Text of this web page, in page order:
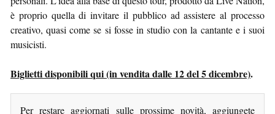
è proprio quella di invitare il pubblico ad assistere al processo
creativo, quasi come se si fosse in studio con la cantante e i suoi
musicisti.
Biglietti disponibili qui (in vendita dalle 12 del 5 dicembre).
Per restare aggiornati sulle prossime novità, aggiungete